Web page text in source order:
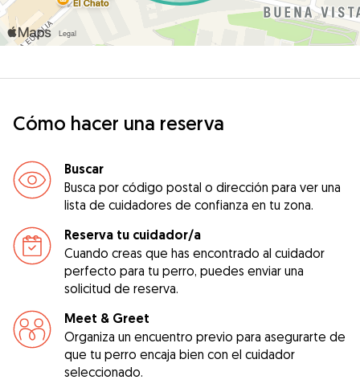
Cómo hacer una reserva
Buscar
Busca por código postal o dirección para ver una
lista de cuidadores de confianza en tu zona.
Reserva tu cuidador/a
Cuando creas que has encontrado al cuidador
perfecto para tu perro, puedes enviar una
solicitud de reserva.
Meet & Greet
Organiza un encuentro previo para asegurarte de
que tu perro encaja bien con el cuidador
seleccionado.